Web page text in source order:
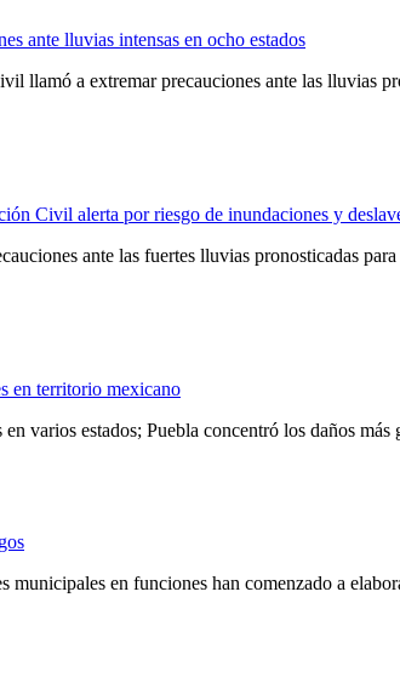
ante lluvias intensas en ocho estados
llamó a extremar precauciones ante las lluvias
Civil alerta por riesgo de inundaciones y
ante las fuertes lluvias pronosticadas
en territorio mexicano
varios estados; Puebla concentró los daños
municipales en funciones han comenzado a